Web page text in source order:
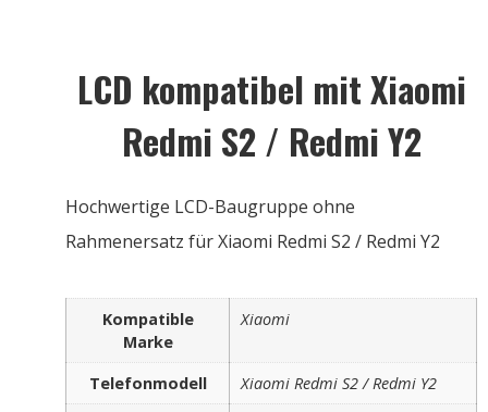
LCD kompatibel mit Xiaomi
Redmi S2 / Redmi Y2
Hochwertige LCD-Baugruppe ohne
Rahmenersatz für Xiaomi Redmi S2 / Redmi Y2
Kompatible
Marke
Xiaomi
Telefonmodell
Xiaomi Redmi S2 / Redmi Y2